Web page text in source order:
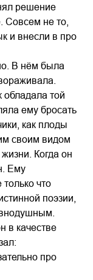
решение
Совсем не то,
и внесли в про
В нём была
обладала той
ему бросать
как плоды
своим видом
Когда он
Ему
что
поэзии,
в качестве
про